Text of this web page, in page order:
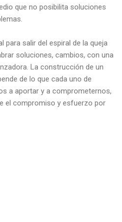
que no posibilita soluciones
para salir del espiral de la queja
soluciones, cambios, con una
La construcción de un
de lo que cada uno de
a aportar y a comprometernos,
el compromiso y esfuerzo por